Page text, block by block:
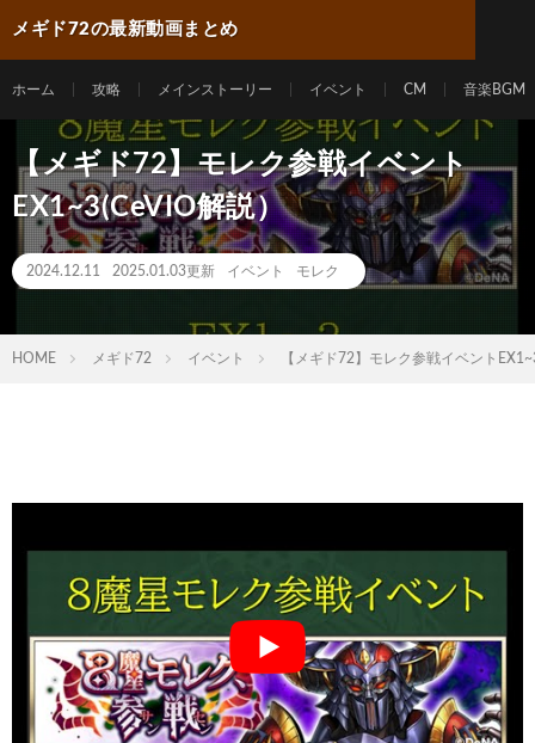
メギド72の最新動画まとめ
ホーム 攻略 メインストーリー イベント CM 音楽BGM
【メギド72】モレク参戦イベント
EX1~3(CeVIO解説）
2024.12.11 2025.01.03更新 イベント モレク
HOME メギド72 イベント 【メギド72】モレク参戦イベント